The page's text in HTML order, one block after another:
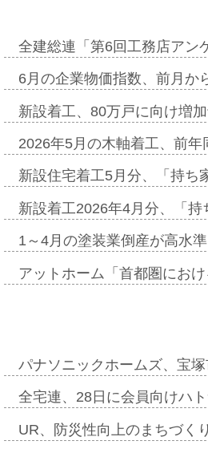
全建総連「第6回工務店ア
6月の企業物価指数、前月
新設着工、80万戸に向け増
2026年5月の木軸着工、前
新設住宅着工5月分、「持
新設着工2026年4月分、「
1～4月の塗装業倒産が高水
アットホーム「首都圏にお
パナソニックホームズ、宝
全宅連、28日に会員向けハ
UR、防災性向上のまちづく